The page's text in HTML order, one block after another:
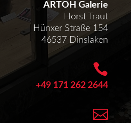
ARTOH Galerie
Horst Traut
Hünxer Straße 154
46537 Dinslaken

+49 171 262 2644
